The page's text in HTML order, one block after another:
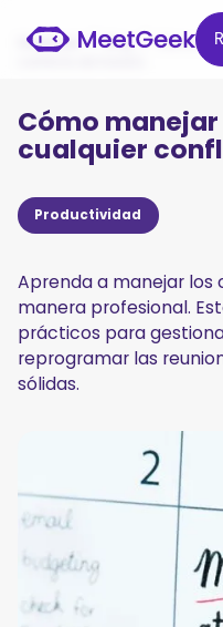
MeetGeek / Blog / Cómo
Cómo
cualquier
Productividad
Aprenda a manejar los
manera profesional.
prácticos para
reprogramar las
sólidas.